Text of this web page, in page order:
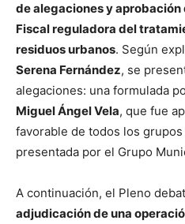
de alegaciones y
Fiscal reguladora del
residuos urbanos. Según
Serena Fernández, se
alegaciones: una formulada
Miguel Ángel Vela, que fue
favorable de todos los grupos
presentada por el Grupo
A continuación, el Pleno
adjudicación de una